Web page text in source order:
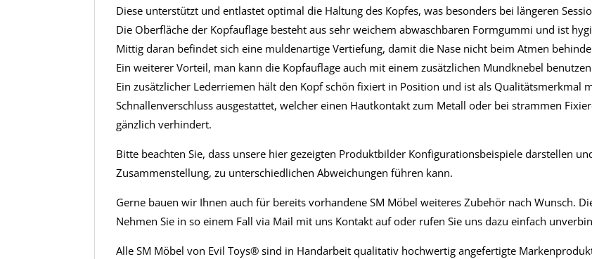
Diese unterstützt und entlastet optimal die Haltung des Kopfes, was besonders bei längeren
Die Oberfläche der Kopfauflage besteht aus sehr weichem abwaschbaren Formgummi und ist
Mittig daran befindet sich eine muldenartige Vertiefung, damit die Nase nicht beim Atmen
Ein weiterer Vorteil, man kann die Kopfauflage auch mit einem zusätzlichen Mundknebel
Ein zusätzlicher Lederriemen hält den Kopf schön fixiert in Position und ist als Qualitätsmerkmal
Schnallenverschluss ausgestattet, welcher einen Hautkontakt zum Metall oder bei strammen
gänzlich verhindert.
Bitte beachten Sie, dass unsere hier gezeigten Produktbilder Konfigurationsbeispiele darstellen
Zusammenstellung, zu unterschiedlichen Abweichungen führen kann.
Gerne bauen wir Ihnen auch für bereits vorhandene SM Möbel weiteres Zubehör nach Wunsch.
Nehmen Sie in so einem Fall via Mail mit uns Kontakt auf oder rufen Sie uns dazu einfach
Alle SM Möbel von Evil Toys® sind in Handarbeit qualitativ hochwertig angefertigte